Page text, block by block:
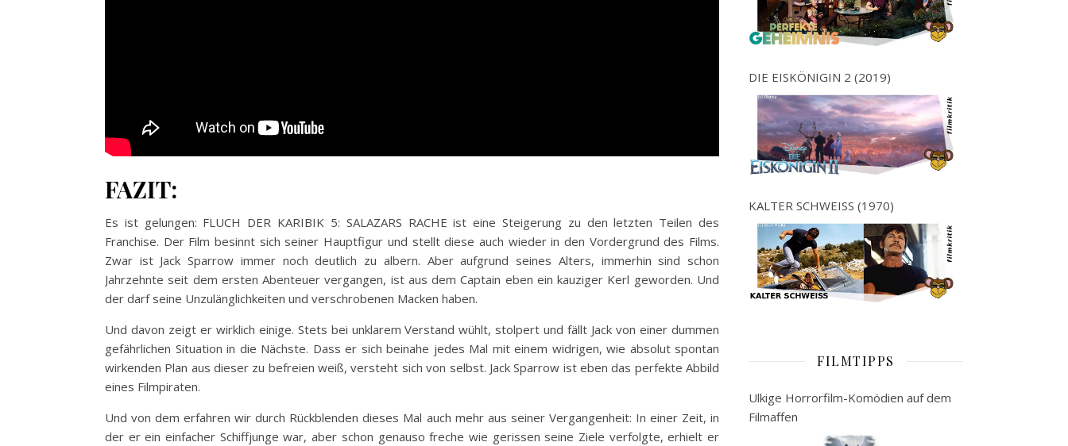
FAZIT:
Es ist gelungen: FLUCH DER KARIBIK 5: SALAZARS RACHE ist eine Steigerung zu den letzten Teilen des
Franchise. Der Film besinnt sich seiner Hauptfigur und stellt diese auch wieder in den Vordergrund des Films.
Zwar ist Jack Sparrow immer noch deutlich zu albern. Aber aufgrund seines Alters, immerhin sind schon
Jahrzehnte seit dem ersten Abenteuer vergangen, ist aus dem Captain eben ein kauziger Kerl geworden. Und
der darf seine Unzulänglichkeiten und verschrobenen Macken haben.
Und davon zeigt er wirklich einige. Stets bei unklarem Verstand wühlt, stolpert und fällt Jack von einer dummen
gefährlichen Situation in die Nächste. Dass er sich beinahe jedes Mal mit einem widrigen, wie absolut spontan
wirkenden Plan aus dieser zu befreien weiß, versteht sich von selbst. Jack Sparrow ist eben das perfekte Abbild
eines Filmpiraten.
Und von dem erfahren wir durch Rückblenden dieses Mal auch mehr aus seiner Vergangenheit: In einer Zeit, in
der er ein einfacher Schiffjunge war, aber schon genauso freche wie gerissen seine Ziele verfolgte, erhielt er
DIE EISKÖNIGIN 2 (2019)
KALTER SCHWEISS (1970)
FILMTIPPS
Ulkige Horrorfilm-Komödien auf dem
Filmaffen